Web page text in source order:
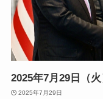
2025年7月29日（
2025年7月29日